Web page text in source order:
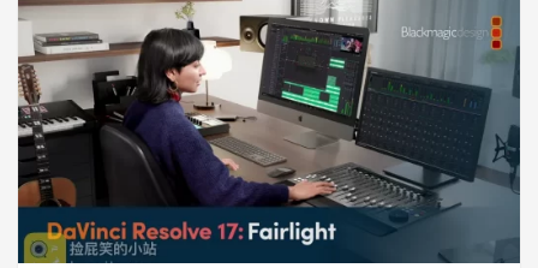
仅在 Rosetta 中基于 A…